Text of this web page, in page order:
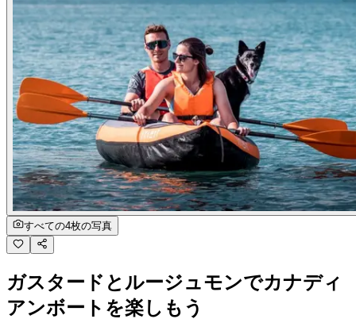
すべての4枚の写真
ガスタードとルージュモンでカナディ
アンボートを楽しもう